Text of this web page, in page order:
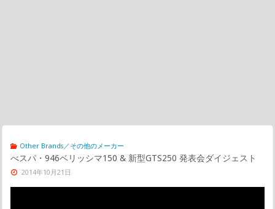
Other Brands／その他のメーカー
べスパ・946ベリッシマ150 & 新型GTS250 発表会ダイジェスト
2014年10月21日